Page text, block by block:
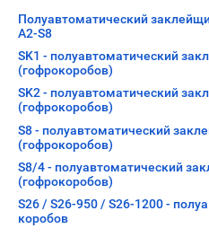
Полуавтоматический
А2-S8
SK1 - полуавтоматический
(гофрокоробов)
SK2 - полуавтоматический
(гофрокоробов)
S8 - полуавтоматический
(гофрокоробов)
S8/4 - полуавтоматический
(гофрокоробов)
S26 / S26-950 / S26-1200 -
коробов